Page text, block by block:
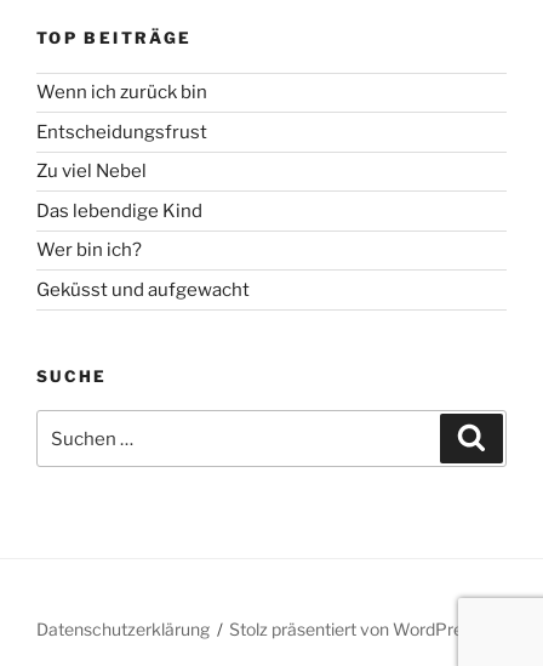
TOP BEITRÄGE
Wenn ich zurück bin
Entscheidungsfrust
Zu viel Nebel
Das lebendige Kind
Wer bin ich?
Geküsst und aufgewacht
SUCHE
nach:
Datenschutzerklärung Stolz präsentiert von WordPress